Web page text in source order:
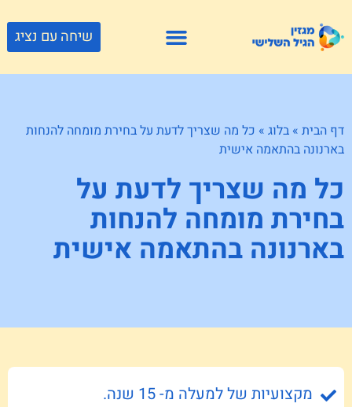
שיחה עם נציג
דף הבית » בלוג » כל מה שצריך לדעת על בחירת מומחה להנחות
בארנונה בהתאמה אישית
כל מה שצריך לדעת על
בחירת מומחה להנחות
בארנונה בהתאמה אישית
מקצועיות של למעלה מ- 15 שנה.